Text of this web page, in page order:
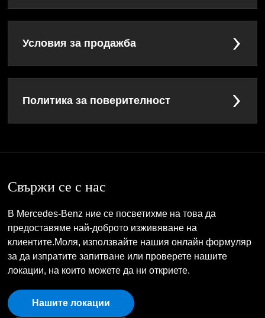
Условия за продажба
Политика за поверителност
Свържи се с нас
В Mercedes-Benz ние се посветихме на това да
предоставяме най-доброто изживяване на
клиентите.Моля, използвайте нашия онлайн формуляр
за да изпратите запитване или проверете нашите
локации, на които можете да ни откриете.
Нашите локации